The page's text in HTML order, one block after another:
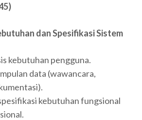
dan Spesifikasi Sistem
kebutuhan pengguna.
data (wawancara,
kebutuhan fungsional